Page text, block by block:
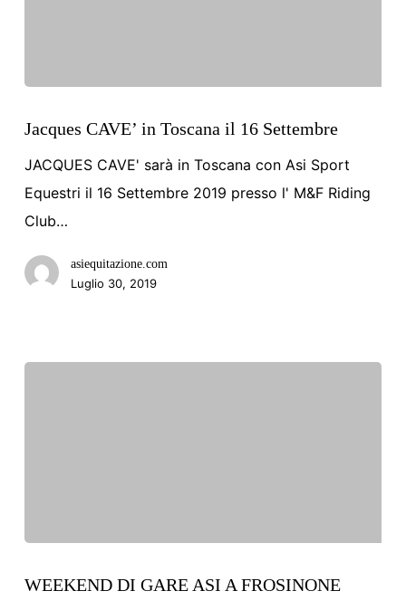
CAVE’
in
Toscana
il
Settembre
Jacques CAVE’ in Toscana il 16 Settembre
JACQUES CAVE' sarà in Toscana con Asi Sport
Equestri il 16 Settembre 2019 presso l' M&F Riding
Club…
asiequitazione.com
Luglio 30, 2019
DI
WEEKEND DI GARE ASI A FROSINONE